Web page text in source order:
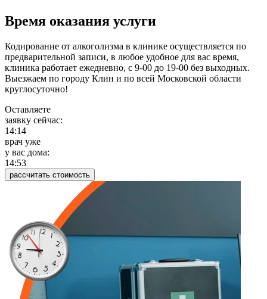
Время оказания услуги
Кодирование от алкоголизма в клинике осуществляется по
предварительной записи, в любое удобное для вас время,
клиника работает ежедневно, с 9-00 до 19-00 без выходных.
Выезжаем по городу Клин и по всей Московской области
круглосуточно!
Оставляете
заявку сейчас:
14:14
врач уже
у вас дома:
14:53
рассчитать стоимость